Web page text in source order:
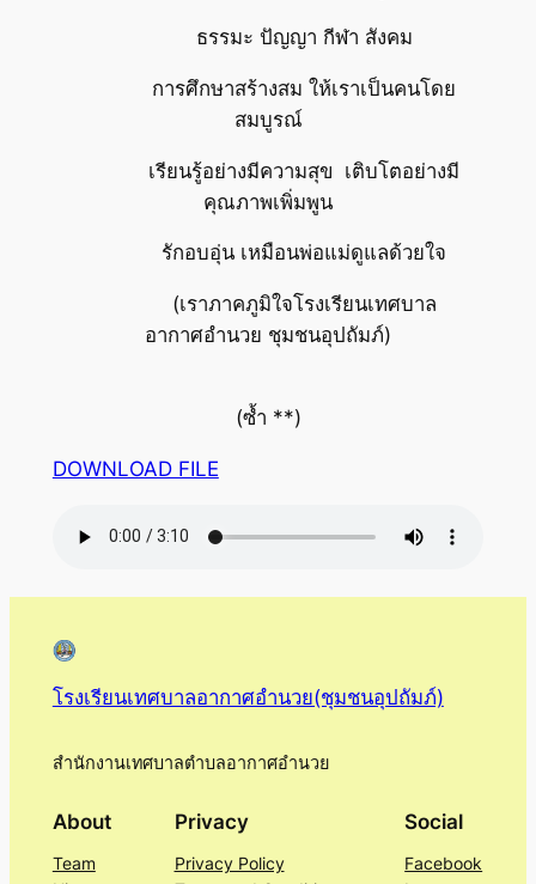
ธรรมะ ปัญญา กีฬา สังคม
การศึกษาสร้างสม ให้เราเป็นคนโดย
สมบูรณ์
เรียนรู้อย่างมีความสุข เติบโตอย่างมี
คุณภาพเพิ่มพูน
รักอบอุ่น เหมือนพ่อแม่ดูแลด้วยใจ
(เราภาคภูมิใจโรงเรียนเทศบาล
อากาศอำนวย ชุมชนอุปถัมภ์)
(ซ้ำ **)
DOWNLOAD FILE
โรงเรียนเทศบาลอากาศอำนวย(ชุมชนอุปถัมภ์)
สำนักงานเทศบาลตำบลอากาศอำนวย
About
Team
Privacy
Privacy Policy
Social
Facebook